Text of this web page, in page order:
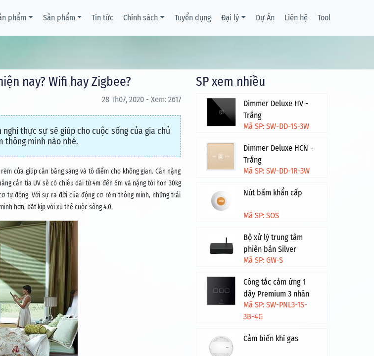
phẩm Sản phẩm Tin tức Chính sách Tuyển dụng Đại lý Dự Án Liên hệ Tool
nay? Wifi hay Zigbee?
28 Th07, 2020 - Xem: 2617
thực sự sẽ giúp cho cuộc sống của gia chủ
thông minh nào nhé.
cửa giúp cân bằng sáng và tô điểm cho không gian. Cân nặng
cản tia UV sẽ có chiều dài từ 4m đến 6m và nặng tới hơn 30kg
tự động. Với sự ra đời của động cơ rèm thông minh, những trải
hơn, bắt kịp với xu thế cuộc sống 4.0.
SP xem nhiều
Dimmer Deluxe HV -
Trắng
Mã SP: SW-DD-1S-3W
Dimmer Deluxe HCN -
Trắng
Mã SP: SW-DD-1R-3W
Nút bấm khẩn cấp
Mã SP: SOS
Bộ xử lý trung tâm
phiên bản Silver
Mã SP: GW-S
Công tắc cảm ứng 1
dây Premium 3 nhân
HV - Đen viền vàng
Mã SP: SW-PNL3-1S-
3B-4G
Cảm biến khí gas